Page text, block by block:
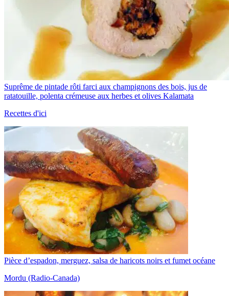
Suprême de pintade rôti farci aux champignons des bois, jus de
ratatouille, polenta crémeuse aux herbes et olives Kalamata
Recettes d'ici
Pièce d’espadon, merguez, salsa de haricots noirs et fumet océane
Mordu (Radio-Canada)